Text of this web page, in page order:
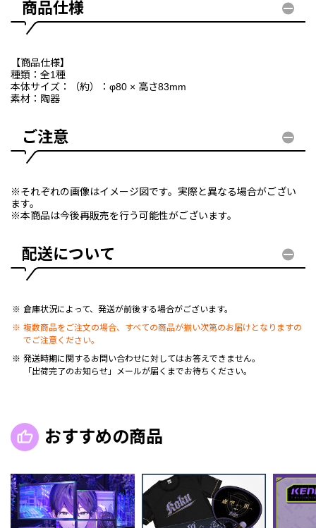
商品仕様
【商品仕様】
種類：全1種
本体サイズ：（約）：φ80 × 高さ83mm
素材：陶器
ご注意
※それぞれの画像はイメージ図です。実際と異なる場合がござい
ます。
※本商品は今後再販売を行う可能性がございます。
配送について
倉庫状況によって、発送が前後する場合がございます。
複数商品をご注文の場合、すべての商品が揃い次第のお届けとなりますの
でご注意ください。
発送時期に関するお問い合わせに対してはお答えできません。
「出荷完了のお知らせ」メールが届くまでお待ちください。
おすすめの商品